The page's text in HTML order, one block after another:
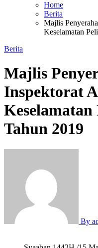
Home
Berita
Majlis
Keselamatan
Berita
Majlis
Inspektorat
Tahun 2019
By